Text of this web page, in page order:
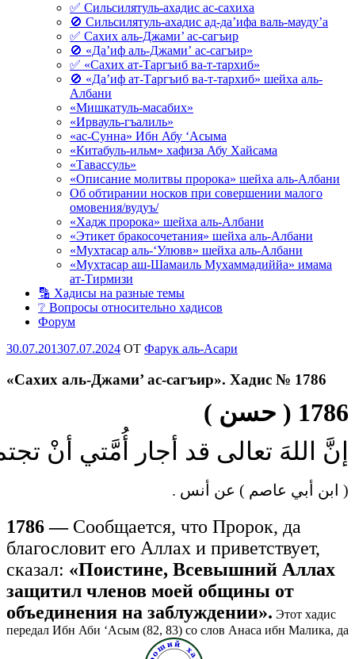
✅ Сильсилятуль-ахадис ас-сахиха
🚫 Сильсилятуль-ахадис ад-да’ифа валь-мауду’а
✅ Сахих аль-Джами’ ас-сагъир
🚫 «Да’иф аль-Джами’ ас-сагъир»
✅ «Сахих ат-Таргъиб ва-т-тархиб»
🚫 «Да’иф ат-Таргъиб ва-т-тархиб» шейха аль-
Албани
«Мишкатуль-масабих»
«Ирвауль-гъалиль»
«ас-Сунна» Ибн Абу ‘Асыма
«Китабуль-ильм» хафиза Абу Хайсама
«Тавассуль»
«Описание молитвы пророка» шейха аль-Албани
Об обтирании носков при совершении малого
омовения/вудуъ/
«Хадж пророка» шейха аль-Албани
«Этикет бракосочетания» шейха аль-Албани
«Мухтасар аль-‘Улювв» шейха аль-Албани
«Мухтасар аш-Шамаиль Мухаммадиййа» имама
ат-Тирмизи
🔡 Хадисы на разные темы
❔ Вопросы относительно хадисов
Форум
Опубликовано
30.07.201307.07.2024 OT Фарук аль-Асари
«Сахих аль-Джами’ ас-сагъир». Хадис № 1786
1786 ( حسن )
إنَّ اللهَ تعالى قد أجار أُمَّتي أنْ
( ابن أبي عاصم ) عن أنس .
1786 —Сообщается, что Пророк, да
благословит его Аллах и приветствует,
сказал: «Поистине, Всевышний Аллах
защитил членов моей общины от
объединения на заблуждении». Этот хадис
передал Ибн Аби ‘Асым (82, 83) со слов Анаса ибн Малика, да